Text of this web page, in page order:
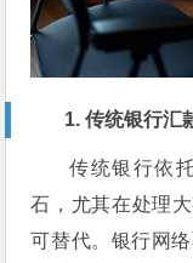
1. 传统银行汇
传统银行依
石，尤其在处理
可替代。银行网